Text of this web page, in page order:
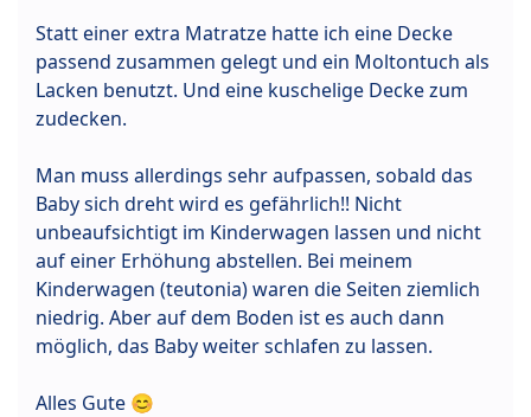
Statt einer extra Matratze hatte ich eine Decke
passend zusammen gelegt und ein Moltontuch als
Lacken benutzt. Und eine kuschelige Decke zum
zudecken.
Man muss allerdings sehr aufpassen, sobald das
Baby sich dreht wird es gefährlich!! Nicht
unbeaufsichtigt im Kinderwagen lassen und nicht
auf einer Erhöhung abstellen. Bei meinem
Kinderwagen (teutonia) waren die Seiten ziemlich
niedrig. Aber auf dem Boden ist es auch dann
möglich, das Baby weiter schlafen zu lassen.
Alles Gute 😊